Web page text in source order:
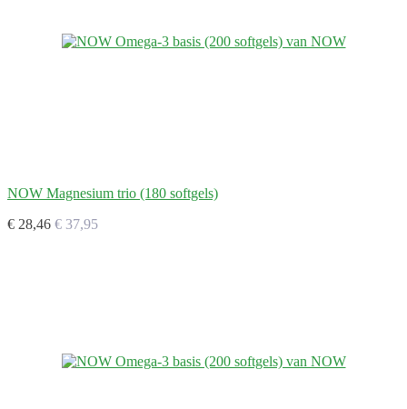
NOW Magnesium trio (180 softgels)
€ 28,46 € 37,95